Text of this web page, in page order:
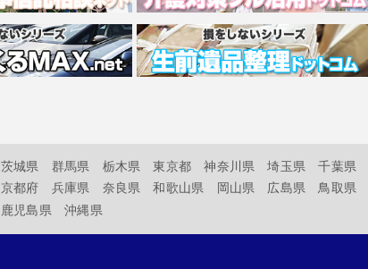
茨城県 群馬県 栃木県 東京都 神奈川県 埼玉県 千葉県
京都府 兵庫県 奈良県 和歌山県 岡山県 広島県 鳥取県
鹿児島県 沖縄県